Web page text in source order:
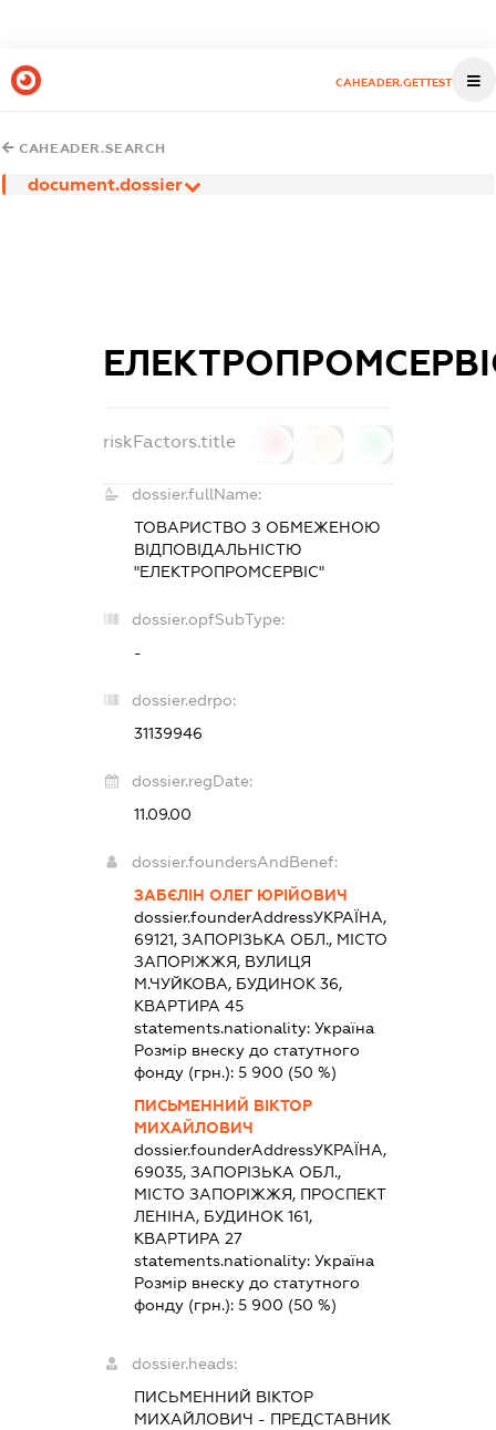
CAHEADER.GETTEST
CAHEADER.SEARCH
document.dossier
riskFactors.title
dossier.fullName:
ТОВАРИСТВО З ОБМЕЖЕНОЮ
ВІДПОВІДАЛЬНІСТЮ
"ЕЛЕКТРОПРОМСЕРВІС"
dossier.opfSubType:
-
dossier.edrpo:
31139946
dossier.regDate:
11.09.00
dossier.foundersAndBenef:
ЗАБЄЛІН ОЛЕГ ЮРІЙОВИЧ
dossier.founderAddressУКРАЇНА,
69121, ЗАПОРІЗЬКА ОБЛ., МІСТО
ЗАПОРІЖЖЯ, ВУЛИЦЯ
М.ЧУЙКОВА, БУДИНОК 36,
КВАРТИРА 45
statements.nationality: Україна
Розмір внеску до статутного
фонду (грн.): 5 900 (50 %)
ПИСЬМЕННИЙ ВІКТОР
МИХАЙЛОВИЧ
dossier.founderAddressУКРАЇНА,
69035, ЗАПОРІЗЬКА ОБЛ.,
МІСТО ЗАПОРІЖЖЯ, ПРОСПЕКТ
ЛЕНІНА, БУДИНОК 161,
КВАРТИРА 27
statements.nationality: Україна
Розмір внеску до статутного
фонду (грн.): 5 900 (50 %)
dossier.heads:
ПИСЬМЕННИЙ ВІКТОР
МИХАЙЛОВИЧ - ПРЕДСТАВНИК